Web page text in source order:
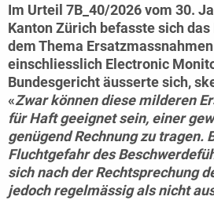
Im Urteil 7B_40/2026 vom 30.
Kanton Zürich befasste sich
dem Thema
einschliesslich Electronic
Bundesgericht äusserte sich,
«Zwar können diese milderen
für Haft geeignet sein, einer
genügend Rechnung zu tragen.
Fluchtgefahr des
sich nach der Rechtsprechung
jedoch regelmässig als nicht